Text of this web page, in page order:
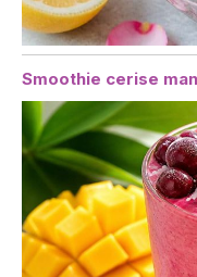
Smoothie cerise